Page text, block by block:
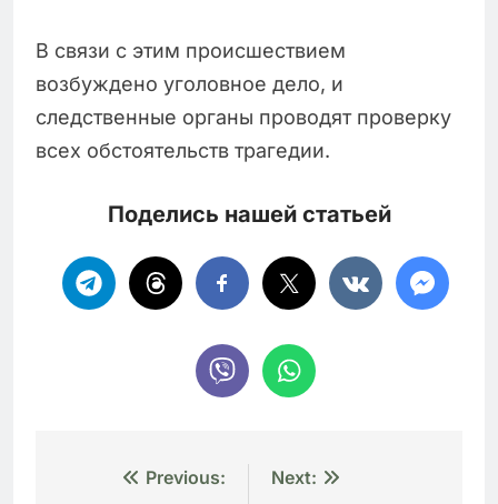
В связи с этим происшествием
возбуждено уголовное дело, и
следственные органы проводят проверку
всех обстоятельств трагедии.
Поделись нашей статьей
Навигация
Previous:
Next: